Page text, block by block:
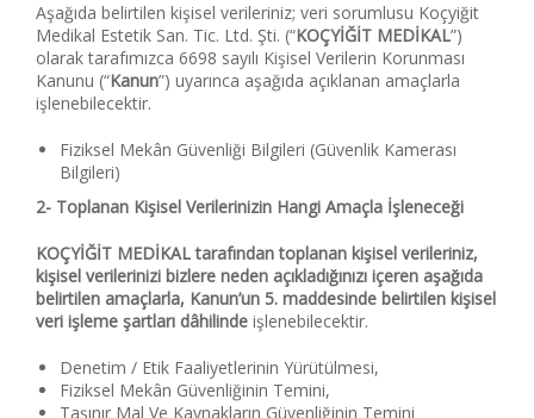
Aşağıda belirtilen kişisel verileriniz; veri sorumlusu Koçyiğit
Medikal Estetik San. Tic. Ltd. Şti. (“KOÇYİĞİT MEDİKAL”)
olarak tarafımızca 6698 sayılı Kişisel Verilerin Korunması
Kanunu (“Kanun”) uyarınca aşağıda açıklanan amaçlarla
işlenebilecektir.
Fiziksel Mekân Güvenliği Bilgileri (Güvenlik Kamerası
Bilgileri)
2- Toplanan Kişisel Verilerinizin Hangi Amaçla İşleneceği
KOÇYİĞİT MEDİKAL tarafından toplanan kişisel verileriniz,
kişisel verilerinizi bizlere neden açıkladığınızı içeren aşağıda
belirtilen amaçlarla, Kanun’un 5. maddesinde belirtilen kişisel
veri işleme şartları dâhilinde işlenebilecektir.
Denetim / Etik Faaliyetlerinin Yürütülmesi,
Fiziksel Mekân Güvenliğinin Temini,
Taşınır Mal Ve Kaynakların Güvenliğinin Temini